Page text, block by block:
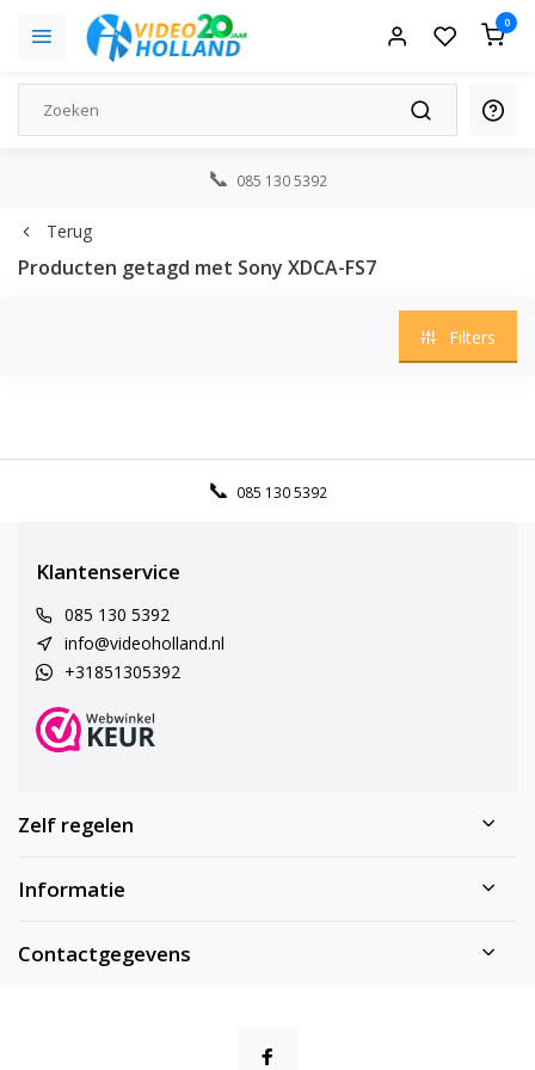
0
085 130 5392
Terug
Producten getagd met Sony XDCA-FS7
Filters
085 130 5392
Klantenservice
085 130 5392
info@videoholland.nl
+31851305392
Zelf regelen
Informatie
Contactgegevens